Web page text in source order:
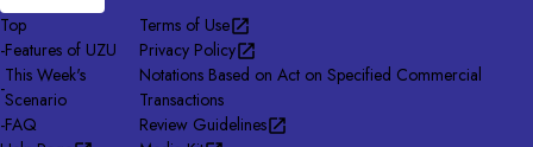
Top
-Features of UZU
-
This Week's
Scenario
-FAQ
Terms of Use
Privacy Policy
Notations Based on Act on Specified Commercial
Transactions
Review Guidelines